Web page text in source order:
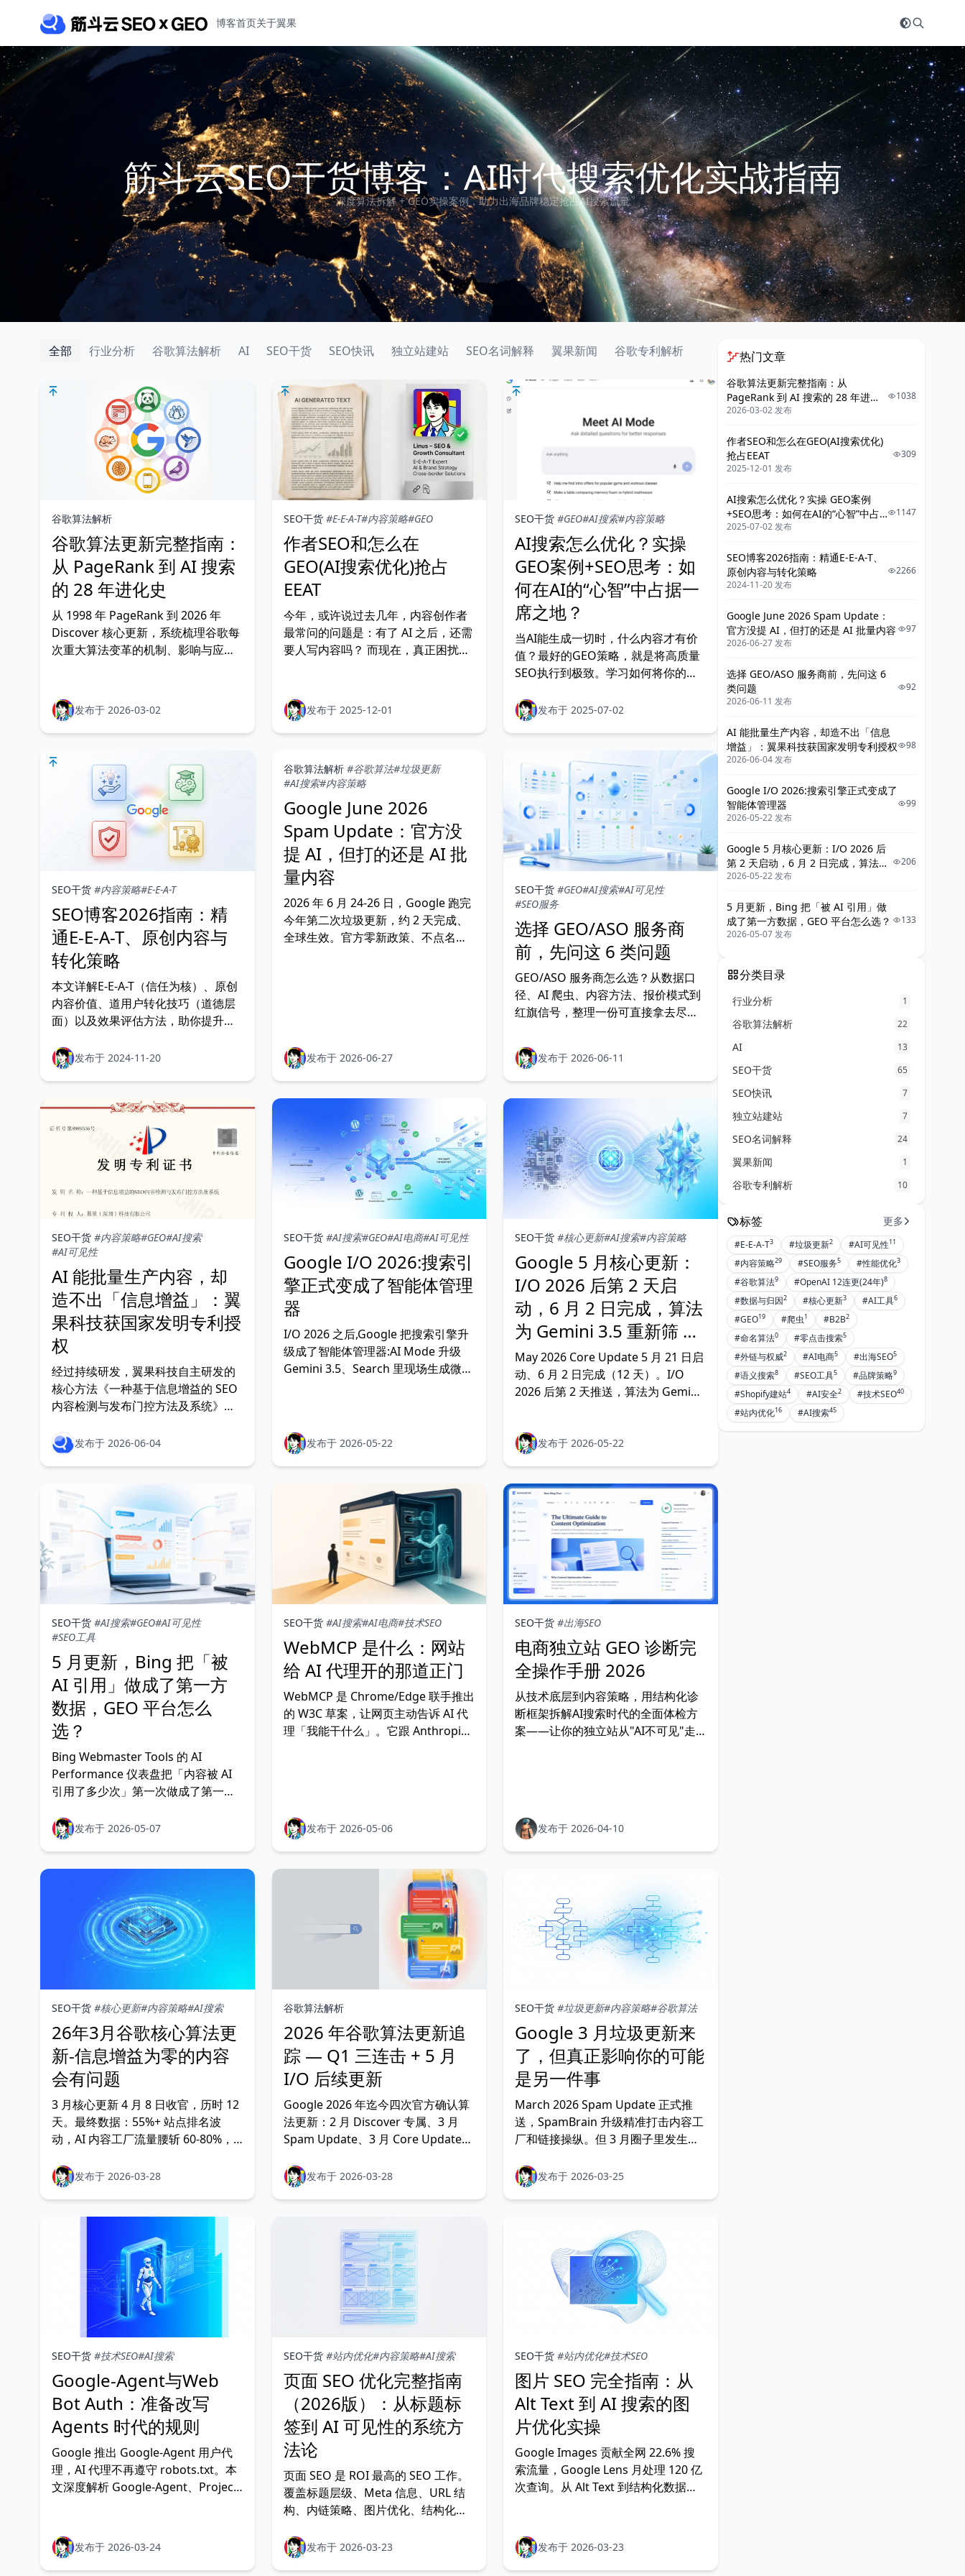
博客首页关于翼果
筋斗云SEO干货博客：AI时代搜索优化实战指南
深度算法拆解 + GEO实操案例，助力出海品牌稳定抢占AI搜索流量
全部 行业分析 谷歌算法解析 AI SEO干货 SEO快讯 独立站建站 SEO名词解释 翼果新闻 谷歌专利解析
谷歌算法解析
谷歌算法更新完整指南：
从 PageRank 到 AI 搜索
的 28 年进化史
从 1998 年 PageRank 到 2026 年
Discover 核心更新，系统梳理谷歌每
次重大算法变革的机制、影响与应对
发布于 2026-03-02
SEO干货 #E-E-A-T#内容策略#GEO
作者SEO和怎么在
GEO(AI搜索优化)抢占
EEAT
今年，或许说过去几年，内容创作者
最常问的问题是：有了 AI 之后，还需
要人写内容吗？ 而现在，真正困扰大
里，别人为什么要信你？ AI 让内容生
产变得前所未有地容易。任何人、任
何品牌，看起来都可以在几分钟之内
发布于 2025-12-01
SEO干货 #GEO#AI搜索#内容策略
AI搜索怎么优化？实操
GEO案例+SEO思考：如
何在AI的“心智”中占据一
席之地？
当AI能生成一切时，什么内容才有价
值？最好的GEO策略，就是将高质量
SEO执行到极致。学习如何将你的专
引用你的观点，赢得最终流量。
发布于 2025-07-02
SEO干货 #内容策略#E-E-A-T
SEO博客2026指南：精
通E-E-A-T、原创内容与
转化策略
本文详解E-E-A-T（信任为核）、原创
内容价值、道用户转化技巧（道德层
面）以及效果评估方法，助你提升
发布于 2024-11-20
谷歌算法解析 #谷歌算法#垃圾更新
#AI搜索#内容策略
Google June 2026
Spam Update：官方没
提 AI，但打的还是 AI 批
量内容
2026 年 6 月 24-26 日，Google 跑完
今年第二次垃圾更新，约 2 天完成、
全球生效。官方零新政策、不点名打
发布于 2026-06-27
SEO干货 #GEO#AI搜索#AI可见性
#SEO服务
选择 GEO/ASO 服务商
前，先问这 6 类问题
GEO/ASO 服务商怎么选？从数据口
径、AI 爬虫、内容方法、报价模式到
红旗信号，整理一份可直接拿去尽调
发布于 2026-06-11
SEO干货 #内容策略#GEO#AI搜索
#AI可见性
AI 能批量生产内容，却
造不出「信息增益」：翼
果科技获国家发明专利授
权
经过持续研发，翼果科技自主研发的
核心方法《一种基于信息增益的 SEO
内容检测与发布门控方法及系统》，
权
发布于 2026-06-04
SEO干货 #AI搜索#GEO#AI电商#AI可见性
Google I/O 2026:搜索引
擎正式变成了智能体管理
器
I/O 2026 之后,Google 把搜索引擎升
级成了智能体管理器:AI Mode 升级
Gemini 3.5、Search 里现场生成微型
索者两个角度,给客户的四条清单。
发布于 2026-05-22
SEO干货 #核心更新#AI搜索#内容策略
Google 5 月核心更新：
I/O 2026 后第 2 天启
动，6 月 2 日完成，算法
为 Gemini 3.5 重新筛 AI
引用素材
May 2026 Core Update 5 月 21 日启
动、6 月 2 日完成（12 天）。I/O
2026 后第 2 天推送，算法为 Gemini
主要内容组织清晰。终版补充波动峰
发布于 2026-05-22
SEO干货 #AI搜索#GEO#AI可见性
#SEO工具
5 月更新，Bing 把「被
AI 引用」做成了第一方
数据，GEO 平台怎么
选？
Bing Webmaster Tools 的 AI
Performance 仪表盘把「内容被 AI
引用了多少次」第一次做成了第一方
预告」的区别，讲清 Citation Share
为什么是新的「声音份额」，给站长
发布于 2026-05-07
SEO干货 #AI搜索#AI电商#技术SEO
WebMCP 是什么：网站
给 AI 代理开的那道正门
WebMCP 是 Chrome/Edge 联手推出
的 W3C 草案，让网页主动告诉 AI 代
理「我能干什么」。它跟 Anthropic
发布于 2026-05-06
SEO干货 #出海SEO
电商独立站 GEO 诊断完
全操作手册 2026
从技术底层到内容策略，用结构化诊
断框架拆解AI搜索时代的全面体检方
案——让你的独立站从"AI不可见"走
发布于 2026-04-10
SEO干货 #核心更新#内容策略#AI搜索
26年3月谷歌核心算法更
新-信息增益为零的内容
会有问题
3 月核心更新 4 月 8 日收官，历时 12
天。最终数据：55%+ 站点排名波
动，AI 内容工厂流量腰斩 60-80%，
列表降权、E-E-A-T 审查收紧。完整归
因分析与行动框架。
发布于 2026-03-28
谷歌算法解析
2026 年谷歌算法更新追
踪 — Q1 三连击 + 5 月
I/O 后续更新
Google 2026 年迄今四次官方确认算
法更新：2 月 Discover 专属、3 月
Spam Update、3 月 Core Update
2026 Search 大改版与 Gemini 3.5
Flash 全量上线启动。本文持续追踪
发布于 2026-03-28
SEO干货 #垃圾更新#内容策略#谷歌算法
Google 3 月垃圾更新来
了，但真正影响你的可能
是另一件事
March 2026 Spam Update 正式推
送，SpamBrain 升级精准打击内容工
厂和链接操纵。但 3 月圈子里发生的
和 3 月初的内容质量波动，对策方向
完全不同。
发布于 2026-03-25
SEO干货 #技术SEO#AI搜索
Google-Agent与Web
Bot Auth：准备改写
Agents 时代的规则
Google 推出 Google-Agent 用户代
理，AI 代理不再遵守 robots.txt。本
文深度解析 Google-Agent、Project
发布于 2026-03-24
SEO干货 #站内优化#内容策略#AI搜索
页面 SEO 优化完整指南
（2026版）：从标题标
签到 AI 可见性的系统方
法论
页面 SEO 是 ROI 最高的 SEO 工作。
覆盖标题层级、Meta 信息、URL 结
构、内链策略、图片优化、结构化数
发布于 2026-03-23
SEO干货 #站内优化#技术SEO
图片 SEO 完全指南：从
Alt Text 到 AI 搜索的图
片优化实操
Google Images 贡献全网 22.6% 搜
索流量，Google Lens 月处理 120 亿
次查询。从 Alt Text 到结构化数据，
发布于 2026-03-23
热门文章
谷歌算法更新完整指南：从
PageRank 到 AI 搜索的 28 年进化
史
2026-03-02 发布
1038
作者SEO和怎么在GEO(AI搜索优化)
抢占EEAT
2025-12-01 发布
309
AI搜索怎么优化？实操 GEO案例
+SEO思考：如何在AI的“心智”中占
据一席之地？
2025-07-02 发布
1147
SEO博客2026指南：精通E-E-A-T、
原创内容与转化策略
2024-11-20 发布
2266
Google June 2026 Spam Update：
官方没提 AI，但打的还是 AI 批量内容
2026-06-27 发布
97
选择 GEO/ASO 服务商前，先问这 6
类问题
2026-06-11 发布
92
AI 能批量生产内容，却造不出「信息
增益」：翼果科技获国家发明专利授权
2026-06-04 发布
98
Google I/O 2026:搜索引擎正式变成了
智能体管理器
2026-05-22 发布
99
Google 5 月核心更新：I/O 2026 后
第 2 天启动，6 月 2 日完成，算法为
Gemini 3.5 重新筛 AI 引用素材
2026-05-22 发布
206
5 月更新，Bing 把「被 AI 引用」做
成了第一方数据，GEO 平台怎么选？
2026-05-07 发布
133
分类目录
行业分析 1
谷歌算法解析 22
AI 13
SEO干货 65
SEO快讯 7
独立站建站 7
SEO名词解释 24
翼果新闻 1
谷歌专利解析 10
标签 更多
#E-E-A-T3 #垃圾更新2 #AI可见性11
#内容策略29 #SEO服务5 #性能优化3
#谷歌算法9 #OpenAI 12连更(24年)8
#数据与归因2 #核心更新3 #AI工具6
#GEO19 #爬虫1 #B2B2
#命名算法0 #零点击搜索5
#外链与权威2 #AI电商5 #出海SEO5
#语义搜索8 #SEO工具5 #品牌策略9
#Shopify建站4 #AI安全2 #技术SEO40
#站内优化16 #AI搜索45